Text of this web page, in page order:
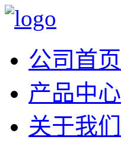
公司首页
产品中心
关于我们